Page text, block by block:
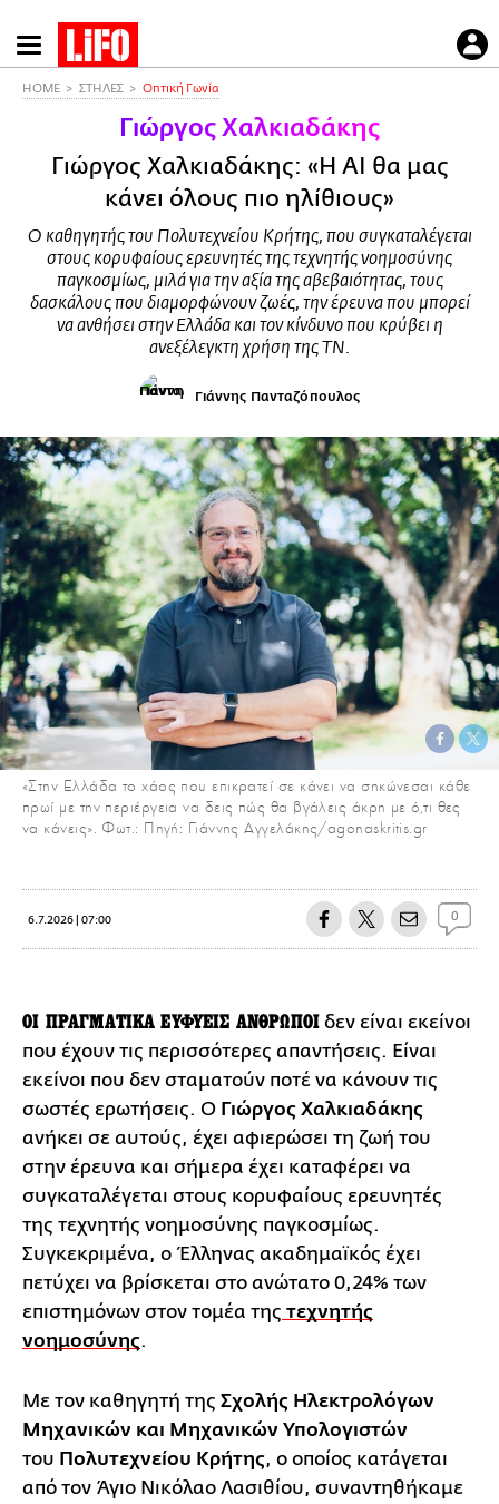
Παράκαμψη
προς
HOME ΣΤΗΛΕΣ Οπτική Γωνία
Γιώργος Χαλκιαδάκης
Γιώργος Χαλκιαδάκης: «Η AI θα μας
κάνει όλους πιο ηλίθιους»
Ο καθηγητής του Πολυτεχνείου Κρήτης, που συγκαταλέγεται
στους κορυφαίους ερευνητές της τεχνητής νοημοσύνης
παγκοσμίως, μιλά για την αξία της αβεβαιότητας, τους
δασκάλους που διαμορφώνουν ζωές, την έρευνα που μπορεί
να ανθήσει στην Ελλάδα και τον κίνδυνο που κρύβει η
ανεξέλεγκτη χρήση της ΤΝ.
Γιάννης Πανταζόπουλος
«Στην Ελλάδα το χάος που επικρατεί σε κάνει να σηκώνεσαι κάθε
πρωί με την περιέργεια να δεις πώς θα βγάλεις άκρη με ό,τι θες
να κάνεις». Φωτ.: Πηγή: Γιάννης Αγγελάκης/agonaskritis.gr
6.7.2026 | 07:00 0
ΟΙ ΠΡΑΓΜΑΤΙΚΑ ΕΥΦΥΕΙΣ ΑΝΘΡΩΠΟΙ δεν είναι εκείνοι
που έχουν τις περισσότερες απαντήσεις. Είναι
εκείνοι που δεν σταματούν ποτέ να κάνουν τις
σωστές ερωτήσεις. Ο Γιώργος Χαλκιαδάκης
ανήκει σε αυτούς, έχει αφιερώσει τη ζωή του
στην έρευνα και σήμερα έχει καταφέρει να
συγκαταλέγεται στους κορυφαίους ερευνητές
της τεχνητής νοημοσύνης παγκοσμίως.
Συγκεκριμένα, ο Έλληνας ακαδημαϊκός έχει
πετύχει να βρίσκεται στο ανώτατο 0,24% των
επιστημόνων στον τομέα της τεχνητής
νοημοσύνης.
Με τον καθηγητή της Σχολής Ηλεκτρολόγων
Μηχανικών και Μηχανικών Υπολογιστών
του Πολυτεχνείου Κρήτης, ο οποίος κατάγεται
από τον Άγιο Νικόλαο Λασιθίου, συναντηθήκαμε